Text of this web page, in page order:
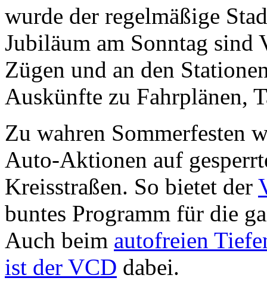
wurde der regelmäßige
Jubiläum am Sonntag
Zügen und an den
Auskünfte zu Fahrplänen,
Zu wahren Sommerfesten
Auto-Aktionen auf
Kreisstraßen. So bietet der
buntes Programm für die
Auch beim autofreien
ist der VCD dabei.